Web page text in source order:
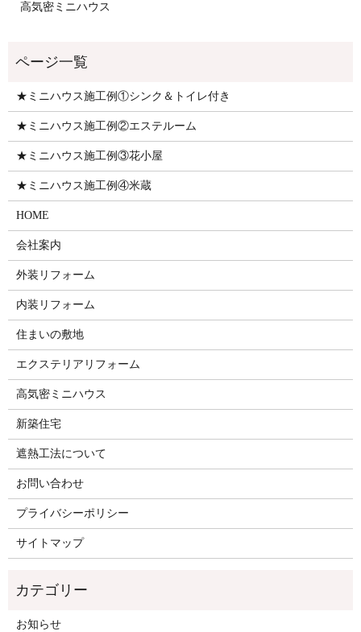
高気密ミニハウス
★ミニハウス施工例①シンク＆トイレ付き
★ミニハウス施工例②エステルーム
★ミニハウス施工例③花小屋
★ミニハウス施工例④米蔵
HOME
会社案内
外装リフォーム
内装リフォーム
住まいの敷地
エクステリアリフォーム
高気密ミニハウス
新築住宅
遮熱工法について
お問い合わせ
プライバシーポリシー
サイトマップ
お知らせ